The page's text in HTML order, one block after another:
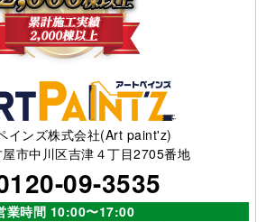
インズ株式会社(Art paint'z)
市中川区吉津４丁目2705番地
09-3535
業時間 10:00〜17:00